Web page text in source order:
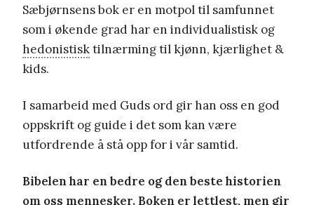
Sæbjørnsens bok er en motpol til samfunnet
som i økende grad har en individualistisk og
hedonistisktilnærming til kjønn, kjærlighet &
kids.
I samarbeid med Guds ord gir han oss en god
oppskrift og guide i det som kan være
utfordrende å stå opp for i vår samtid.
Bibelen har en bedre og den beste historien
om oss mennesker. Boken er lettlest, men gir